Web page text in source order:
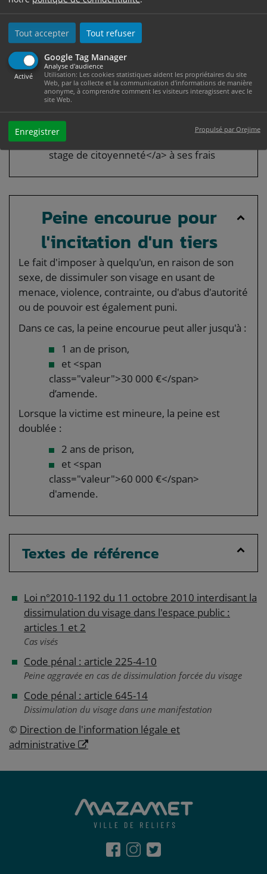
Tout accepter Tout refuser
Google Tag Manager
Activé
Analyse d'audience
Utilisation: Les cookies statistiques aident les propriétaires du site
Web, par la collecte et la communication d'informations de manière
anonyme, à comprendre comment les visiteurs interagissent avec le
site Web.
Enregistrer Propulsé par Orejime
LORS D'UNE MANIFESTATION
Sanctions possibles :
Amende de <span
Et/ou <a href="https://www.ville-
mazamet.com/etat-civil/?xml=F2277">un
stage de citoyenneté</a> à ses frais
Peine encourue pour
l'incitation d'un tiers
Le fait d'imposer à quelqu'un, en raison de son
sexe, de dissimuler son visage en usant de
menace, violence, contrainte, ou d'abus d'autorité
ou de pouvoir est également puni.
Dans ce cas, la peine encourue peut aller jusqu'à :
1 an de prison,
et <span
class="valeur">30 000 €</span>
d’amende.
Lorsque la victime est mineure, la peine est
doublée :
2 ans de prison,
et <span
class="valeur">60 000 €</span>
d'amende.
Textes de référence
Loi n°2010-1192 du 11 octobre 2010 interdisant la
dissimulation du visage dans l'espace public :
articles 1 et 2
Cas visés
Code pénal : article 225-4-10
Peine aggravée en cas de dissimulation forcée du visage
Code pénal : article 645-14
Dissimulation du visage dans une manifestation
© Direction de l'information légale et
administrative